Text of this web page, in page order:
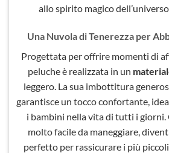
allo spirito magico
Una Nuvola di Tenerezza per
Progettata per offrire momenti di
peluche è realizzata in un
leggero. La sua imbottitura
garantisce un tocco confortante,
i bambini nella vita di tutti i giorni.
molto facile da maneggiare,
perfetto per rassicurare i più